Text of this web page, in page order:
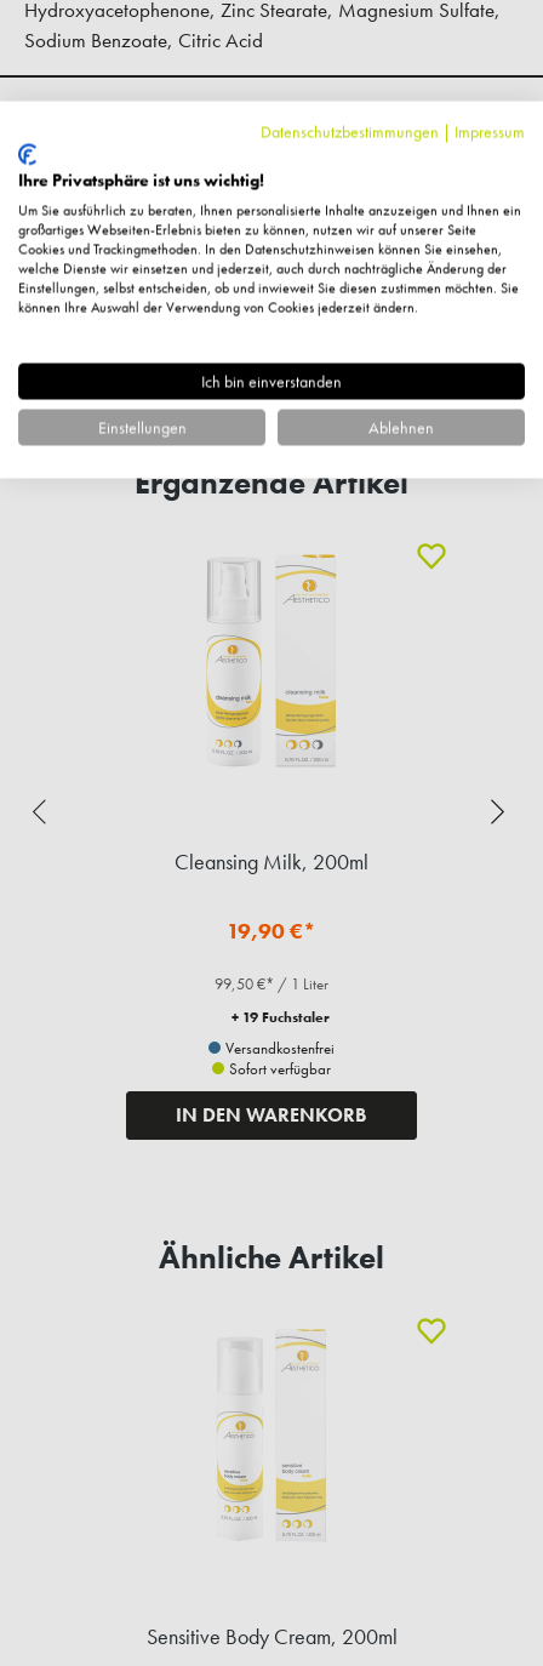
Hydroxyacetophenone, Zinc Stearate, Magnesium Sulfate,
Sodium Benzoate, Citric Acid
Hersteller-Kontaktinformationen
Kundenbewertungen
Ergänzende Artikel
Cleansing Milk, 200ml
19,90 €*
99,50 €* / 1 Liter
+ 19 Fuchstaler
Versandkostenfrei
Sofort verfügbar
IN DEN WARENKORB
Ähnliche Artikel
Sensitive Body Cream, 200ml
Datenschutzbestimmungen | Impressum
Ihre Privatsphäre ist uns wichtig!
Um Sie ausführlich zu beraten, Ihnen personalisierte Inhalte anzuzeigen und Ihnen ein
großartiges Webseiten-Erlebnis bieten zu können, nutzen wir auf unserer Seite
Cookies und Trackingmethoden. In den Datenschutzhinweisen können Sie einsehen,
welche Dienste wir einsetzen und jederzeit, auch durch nachträgliche Änderung der
Einstellungen, selbst entscheiden, ob und inwieweit Sie diesen zustimmen möchten. Sie
können Ihre Auswahl der Verwendung von Cookies jederzeit ändern.
Ich bin einverstanden
Einstellungen Ablehnen